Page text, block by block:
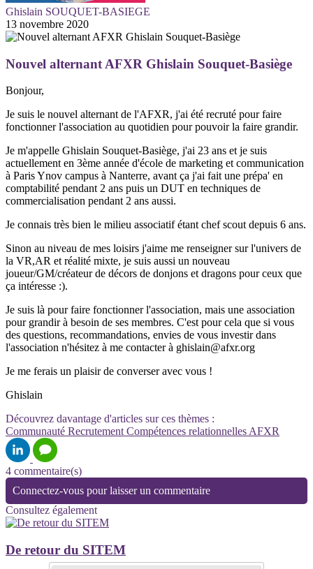
Ghislain SOUQUET-BASIEGE
13 novembre 2020
Nouvel alternant AFXR Ghislain Souquet-Basiège
Bonjour,
Je suis le nouvel alternant de l'AFXR, j'ai été recruté pour faire
fonctionner l'association au quotidien pour pouvoir la faire grandir.
Je m'appelle Ghislain Souquet-Basiège, j'ai 23 ans et je suis
actuellement en 3ème année d'école de marketing et communication
à Paris Ynov campus à Nanterre, avant ça j'ai fait une prépa' en
comptabilité pendant 2 ans puis un DUT en techniques de
commercialisation pendant 2 ans aussi.
Je connais très bien le milieu associatif étant chef scout depuis 6 ans.
Sinon au niveau de mes loisirs j'aime me renseigner sur l'univers de
la VR,AR et réalité mixte, je suis aussi un nouveau
joueur/GM/créateur de décors de donjons et dragons pour ceux que
ça intéresse :).
Je suis là pour faire fonctionner l'association, mais une association
pour grandir à besoin de ses membres. C'est pour cela que si vous
des questions, recommandations, envies de vous investir dans
l'association n'hésitez à me contacter à ghislain@afxr.org
Je me ferais un plaisir de converser avec vous !
Ghislain
Découvrez davantage d'articles sur ces thèmes :
Communauté RecrutementCompétences relationnellesAFXR
4 commentaire(s)
Connectez-vous pour laisser un commentaire
Consultez également
De retour du SITEM